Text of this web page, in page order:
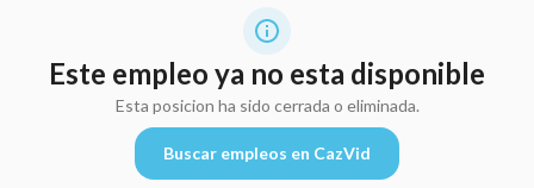
Este empleo ya no esta disponible
Esta posicion ha sido cerrada o eliminada.
Buscar empleos en CazVid